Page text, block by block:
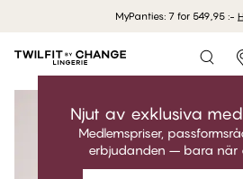
MyPanties: 7 for 549,95 :-
Njut av exklusiva
Medlemspriser,
erbjudanden – bara när